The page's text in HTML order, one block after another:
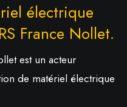
électrique
France Nollet.
est un acteur
de matériel électrique